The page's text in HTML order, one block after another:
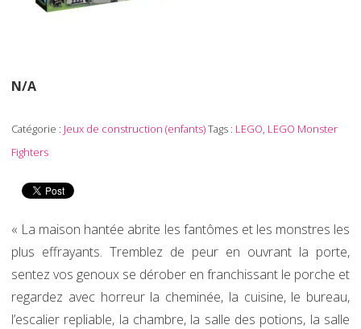
N/A
Catégorie : Jeux de construction (enfants)Tags : LEGO, LEGO Monster
Fighters
« La maison hantée abrite les fantômes et les monstres les
plus effrayants. Tremblez de peur en ouvrant la porte,
sentez vos genoux se dérober en franchissant le porche et
regardez avec horreur la cheminée, la cuisine, le bureau,
l’escalier repliable, la chambre, la salle des potions, la salle